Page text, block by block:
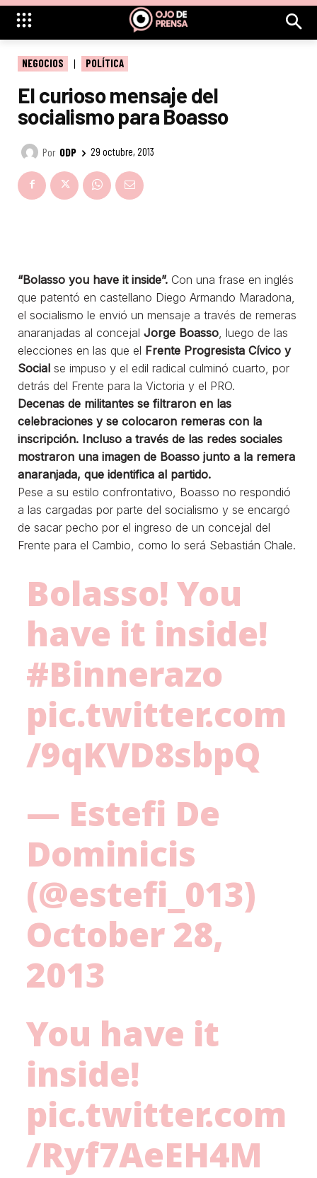
NEGOCIOS POLÍTICA
El curioso mensaje del
socialismo para Boasso
Por ODP 29 octubre, 2013
“Bolasso you have it inside”. Con una frase en inglés
que patentó en castellano Diego Armando Maradona,
el socialismo le envió un mensaje a través de remeras
anaranjadas al concejal Jorge Boasso , luego de las
elecciones en las que el Frente Progresista Cívico y
Social se impuso y el edil radical culminó cuarto, por
detrás del Frente para la Victoria y el PRO.
Decenas de militantes se filtraron en las
celebraciones y se colocaron remeras con la
inscripción. Incluso a través de las redes sociales
mostraron una imagen de Boasso junto a la remera
anaranjada, que identifica al partido.
Pese a su estilo confrontativo, Boasso no respondió
a las cargadas por parte del socialismo y se encargó
de sacar pecho por el ingreso de un concejal del
Frente para el Cambio, como lo será Sebastián Chale.
Bolasso! You
have it inside!
#Binnerazo
pic.twitter.com
/9qKVD8sbpQ
— Estefi De
Dominicis
(@estefi_013)
October 28,
2013
You have it
inside!
pic.twitter.com
/Ryf7AeEH4M